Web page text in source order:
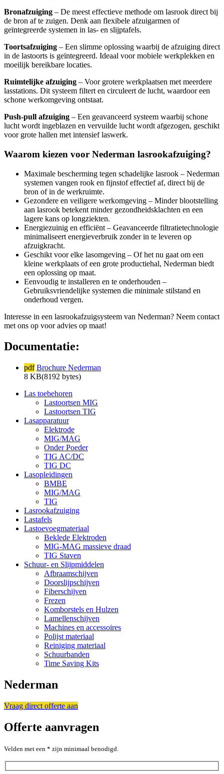
Bronafzuiging – De meest effectieve methode om lasrook direct bij
de bron af te zuigen. Denk aan flexibele afzuigarmen of
geïntegreerde systemen in las- en slijptafels.
Toortsafzuiging – Een slimme oplossing waarbij de afzuiging direct
in de lastoorts is geïntegreerd. Ideaal voor mobiele werkplekken en
moeilijk bereikbare locaties.
Ruimtelijke afzuiging – Voor grotere werkplaatsen met meerdere
lasstations. Dit systeem filtert en circuleert de lucht, waardoor een
schone werkomgeving ontstaat.
Push-pull afzuiging – Een geavanceerd systeem waarbij schone
lucht wordt ingeblazen en vervuilde lucht wordt afgezogen, geschikt
voor grote hallen met intensief laswerk.
Waarom kiezen voor Nederman lasrookafzuiging?
Maximale bescherming tegen schadelijke lasrook – Nederman
systemen vangen rook en fijnstof effectief af, direct bij de
bron of in de werkruimte.
Gezondere en veiligere werkomgeving – Minder blootstelling
aan lasrook betekent minder gezondheidsklachten en een
lagere kans op longziekten.
Energiezuinig en efficiënt – Geavanceerde filtratietechnologie
minimaliseert energieverbruik zonder in te leveren op
afzuigkracht.
Geschikt voor elke lasomgeving – Of het nu gaat om een
kleine werkplaats of een grote productiehal, Nederman biedt
een oplossing op maat.
Eenvoudig te installeren en te onderhouden –
Gebruiksvriendelijke systemen die minimale stilstand en
onderhoud vergen.
Interesse in een lasrookafzuigsysteem van Nederman? Neem contact
met ons op voor advies op maat!
Documentatie:
pdf Brochure Nederman
8 KB(8192 bytes)
Las toebehoren
Lastoortsen MIG
Lastoortsen TIG
Lasapparatuur
Elektrode
MIG/MAG
Onder Poeder
TIG AC/DC
TIG DC
Lasopleidingen
BMBE
MIG/MAG
TIG
Lasrookafzuiging
Lastafels
Lastoevoegmateriaal
Beklede Elektroden
MIG-MAG massieve draad
TIG Staven
Schuur- en Slijpmiddelen
Afbraamschijven
Doorslijpschijven
Fiberschijven
Frezen
Komborstels en Hulzen
Lamellenschijven
Machines en accessoires
Polijst materiaal
Reiniging materiaal
Schuurbanden
Time Saving Kits
Nederman
Vraag direct offerte aan
Offerte aanvragen
Velden met een * zijn minimaal benodigd.